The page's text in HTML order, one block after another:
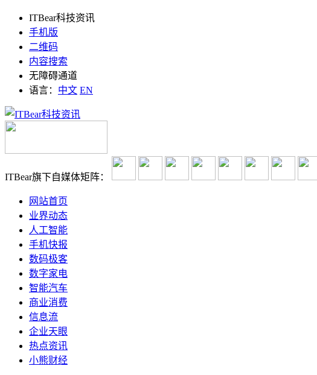
ITBear科技资讯
手机版
二维码
内容搜索
无障碍通道
语言： 中文 EN
ITBear旗下自媒体矩阵：
网站首页
业界动态
人工智能
手机快报
数码极客
数字家电
智能汽车
商业消费
信息流
企业天眼
热点资讯
小熊财经
经典重生！奥迪A2 e-tron携高效电驱与双向充电今秋焕新登场